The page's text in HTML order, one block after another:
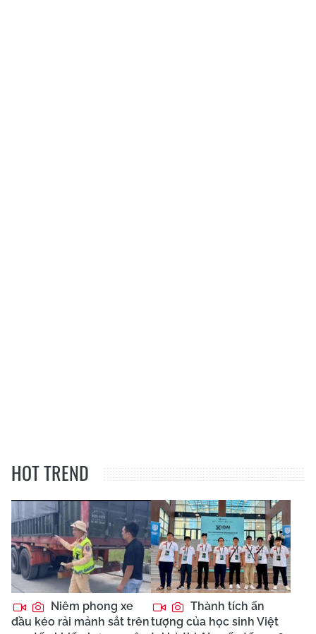
HOT TREND
Niêm phong xe
đầu kéo rải mảnh sắt trên
Thành tích ấn
tượng của học sinh Việt